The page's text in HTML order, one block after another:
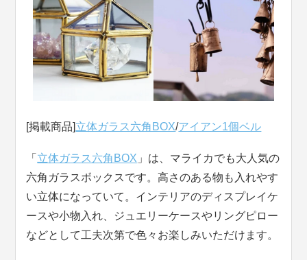
[掲載商品]立体ガラス六角BOX/アイアン1個ベル
「 立体ガラス六角BOX 」は、マライカでも大人気の
六角ガラスボックスです。高さのある物も入れやす
い立体になっていて。インテリアのディスプレイケ
ースや小物入れ、ジュエリーケースやリングピロー
などとして工夫次第で色々お楽しみいただけます。